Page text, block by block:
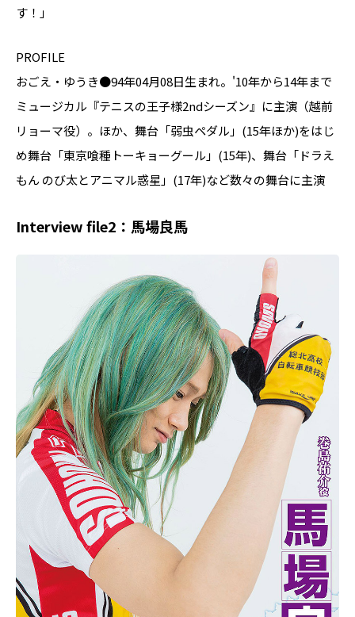
す！」
PROFILE
おごえ・ゆうき●94年04月08日生まれ。'10年から14年まで
ミュージカル『テニスの王子様2ndシーズン』に主演（越前
リョーマ役）。ほか、舞台「弱虫ペダル」(15年ほか)をはじ
め舞台「東京喰種トーキョーグール」(15年)、舞台「ドラえ
もん のび太とアニマル惑星」(17年)など数々の舞台に主演
Interview file2：馬場良馬